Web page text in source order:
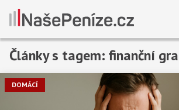
Články s tagem: finanční
DOMÁCÍ
Předchozí Další